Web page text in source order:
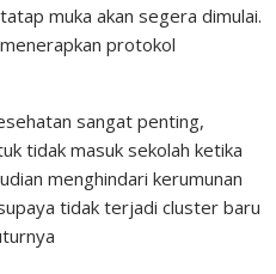
muka akan segera dimulai.
protokol
sangat penting,
tidak masuk sekolah ketika
menghindari kerumunan
tidak terjadi cluster baru